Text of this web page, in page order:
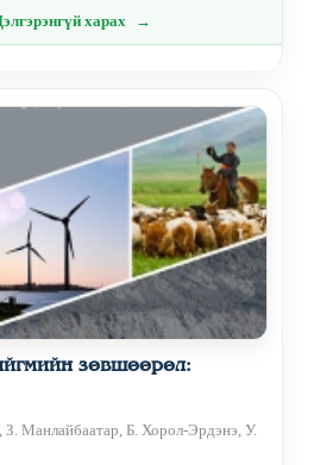
харах
зөвшөөрөл:
З. Манлайбаатар, Б. Хорол-Эрдэнэ, У.